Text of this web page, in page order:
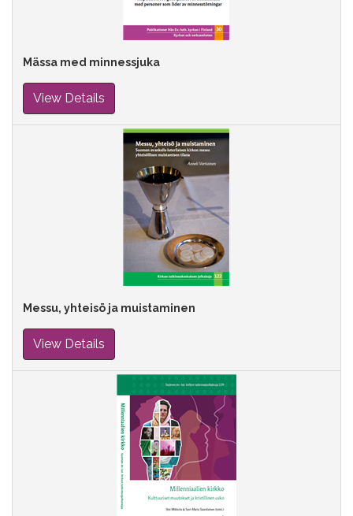
Mässa med minnessjuka
View Details
Messu, yhteisö ja muistaminen
View Details